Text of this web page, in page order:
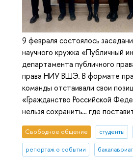
9 февраля состоялось
научного кружка «Публичный
департамента публичного
права НИУ ВШЭ. В формате
команды отстаивали свои
«Гражданство Российской
нельзя сохранить… где
Свободное общение студенты
репортаж о событии бакалавриат